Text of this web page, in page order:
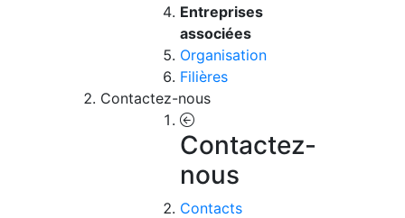
Entreprises
associées
Organisation
Filières
Contactez-nous
Contactez-
nous
Contacts